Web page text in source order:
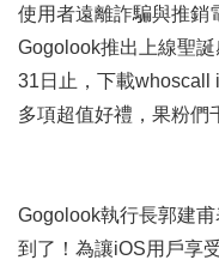
使用者遠離詐騙與推銷
Gogolook推出上線聖
31日止，下載whoscall
多項超值好禮，果粉們
Gogolook執行長郭建
到了！為讓iOS用戶享